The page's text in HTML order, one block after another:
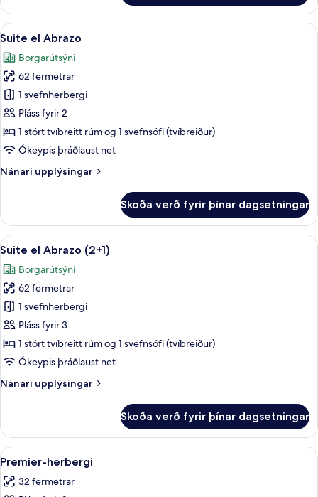
svíta
(2+1)
Skoða
allar
myndir
fyrir
Suite
el
Abrazo
13
Suite el Abrazo
Borgarútsýni
62 fermetrar
1 svefnherbergi
Pláss fyrir 2
1 stórt tvíbreitt rúm og 1 svefnsófi (tvíbreiður)
Ókeypis þráðlaust net
Nánari upplýsingar
Nánari
el
Abrazo
Skoða verð fyrir þínar dagsetningar
Skoða
allar
myndir
fyrir
Suite
el
Abrazo
(2+1)
13
Suite el Abrazo (2+1)
Borgarútsýni
62 fermetrar
1 svefnherbergi
Pláss fyrir 3
1 stórt tvíbreitt rúm og 1 svefnsófi (tvíbreiður)
Ókeypis þráðlaust net
Nánari upplýsingar
Nánari
el
Abrazo
(2+1)
Skoða verð fyrir þínar dagsetningar
Skoða
allar
myndir
Míníbar, öryggishólf í herbergi,
13
Premier-herbergi
32 fermetrar